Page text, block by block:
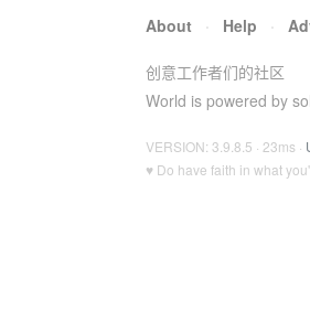
About · Help ·
创意工作者们的社区
World is powered by
VERSION: 3.9.8.5 · 23ms ·
♥ Do have faith in what